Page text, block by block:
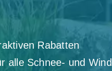
Rabatten
alle Schnee- und